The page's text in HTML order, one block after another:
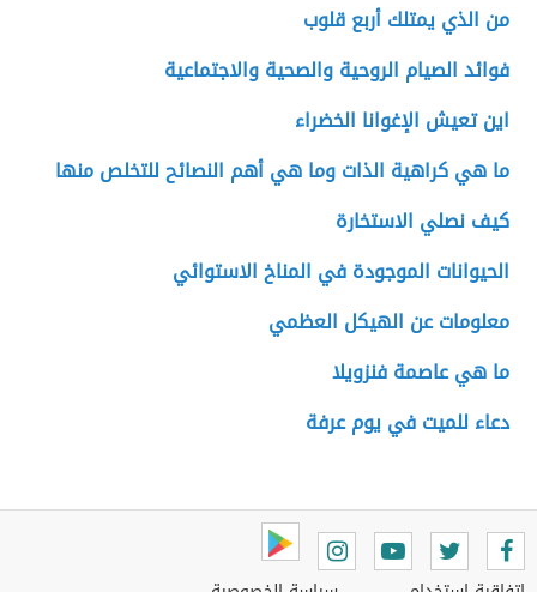
من الذي يمتلك أربع قلوب
فوائد الصيام الروحية والصحية والاجتماعية
اين تعيش الإغوانا الخضراء
ما هي كراهية الذات وما هي أهم النصائح للتخلص منها
كيف نصلي الاستخارة
الحيوانات الموجودة في المناخ الاستوائي
معلومات عن الهيكل العظمي
ما هي عاصمة فنزويلا
دعاء للميت في يوم عرفة